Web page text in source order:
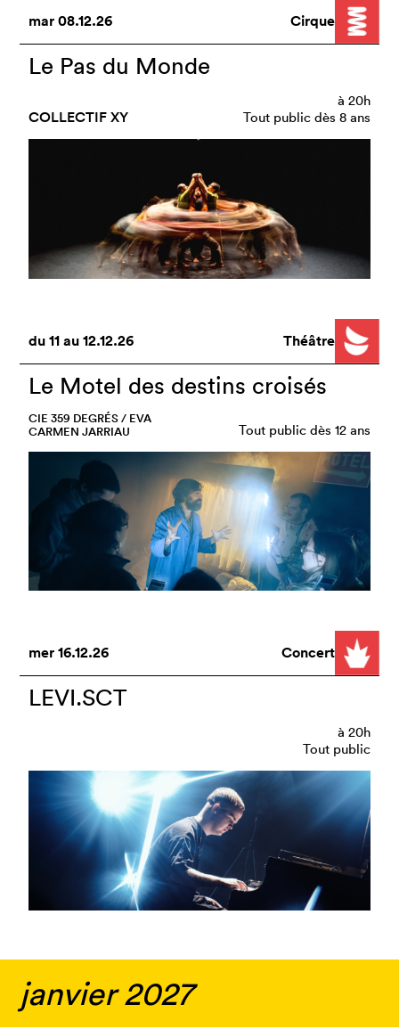
mar08.12.26 Cirque
Le Pas du Monde
COLLECTIF XY
à 20h
Tout public dès 8 ans
du11au12.12.26 Théâtre
Le Motel des destins croisés
CIE 359 DEGRÉS / EVA
CARMEN JARRIAU
Tout public dès 12 ans
mer16.12.26 Concert
LEVI.SCT
à 20h
Tout public
janvier 2027